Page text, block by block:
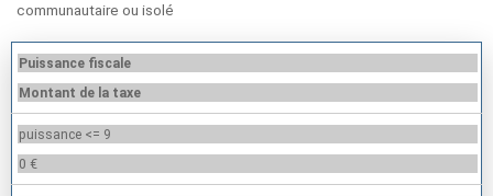
communautaire ou isolé
Puissance fiscale
Montant de la taxe
puissance <= 9
0 €